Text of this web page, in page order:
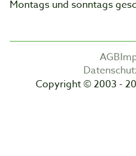
Montags und sonntags
AGB
Copyright © 2003 -